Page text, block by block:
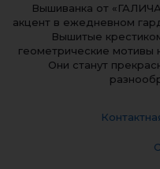
Вышиванка от
акцент в ежедневном
Вышитые
геометрические мотивы
Они станут